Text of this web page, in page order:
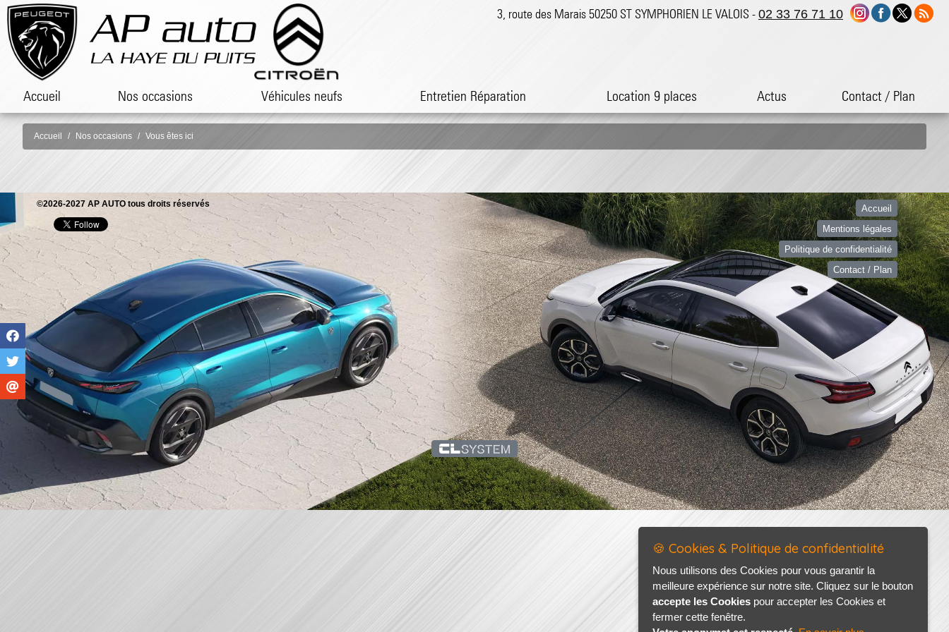
Accueil Nos occasions Véhicules neufs Entretien Réparation Location 9 places Actus Contact / Plan
3, route des Marais 50250 ST SYMPHORIEN LE VALOIS - 02 33 76 71 10
Accueil Nos occasions Vous êtes ici
©2026-2027 AP AUTO tous droits réservés
Accueil
Mentions légales
Politique de confidentialité
Contact / Plan
🍪 Cookies & Politique de confidentialité
Nous utilisons des Cookies pour vous garantir la
meilleure expérience sur notre site. Cliquez sur le bouton
accepte les Cookies pour accepter les Cookies et
fermer cette fenêtre.